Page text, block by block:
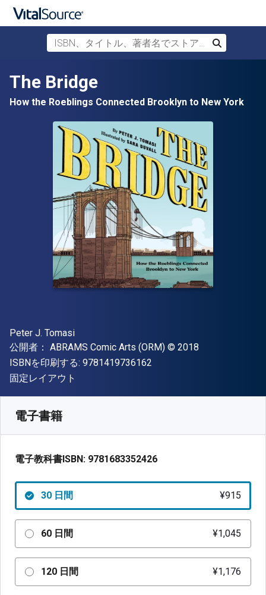
メインコンテンツへスキップ
ISBN、タイトル、著者名でストアを検索
検索
The Bridge
How the Roeblings Connected Brooklyn to New York
著者
Peter J. Tomasi
出版社
公開者： ABRAMS Comic Arts (ORM) 著作権
© 2018
ISBNを印刷する: 9781419736162
形式
固定レイアウト
電子書籍
電子教科書ISBN: 9781683352426
30 日間 ¥915
60 日間 ¥1,045
120 日間 ¥1,176